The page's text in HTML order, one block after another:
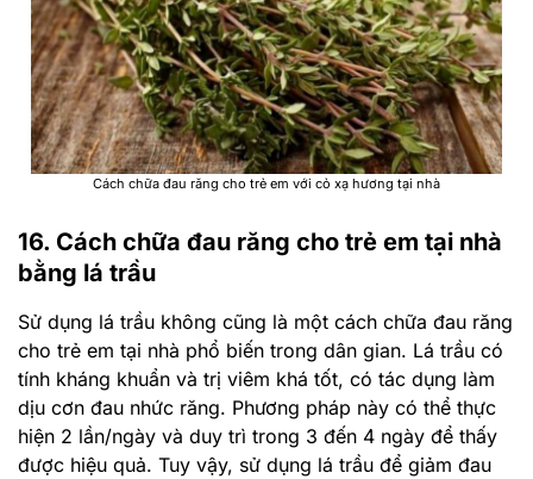
Cách chữa đau răng cho trẻ em với cỏ xạ hương tại nhà
16. Cách chữa đau răng cho trẻ em tại nhà
bằng lá trầu
Sử dụng lá trầu không cũng là một cách chữa đau răng
cho trẻ em tại nhà phổ biến trong dân gian. Lá trầu có
tính kháng khuẩn và trị viêm khá tốt, có tác dụng làm
dịu cơn đau nhức răng. Phương pháp này có thể thực
hiện 2 lần/ngày và duy trì trong 3 đến 4 ngày để thấy
được hiệu quả. Tuy vậy, sử dụng lá trầu để giảm đau